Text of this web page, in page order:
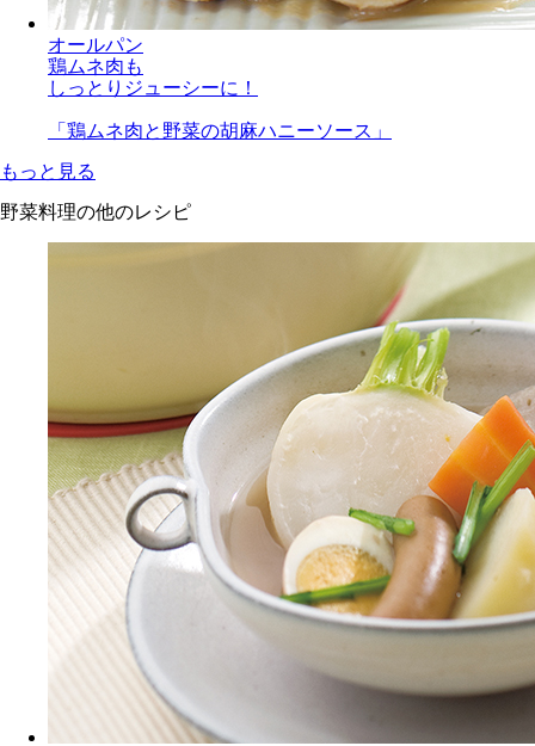
オールパン
鶏ムネ肉も
しっとりジューシーに！
「鶏ムネ肉と野菜の胡麻ハニーソース」
もっと見る
野菜料理の他のレシピ